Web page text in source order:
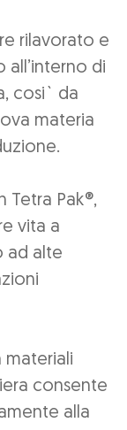
rilavorato e
di
cosi` da
materia
Tetra Pak®,
vita a
ad alte
materiali
consente
alla